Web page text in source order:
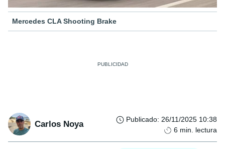
Mercedes CLA Shooting Brake
Carlos Noya Publicado: 26/11/2025 10:38
6 min. lectura